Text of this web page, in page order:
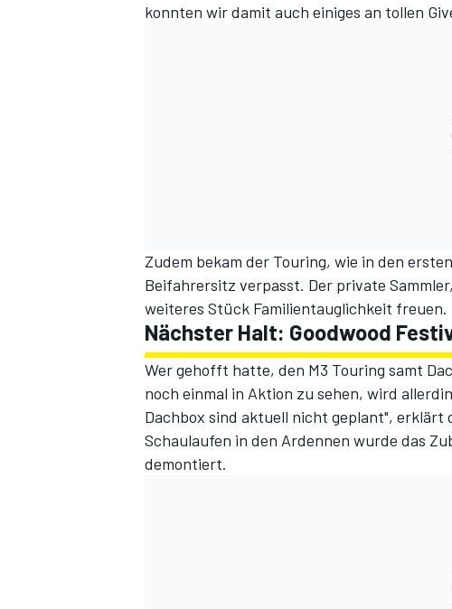
konnten wir damit auch einiges an tollen
Zudem bekam der Touring, wie in den
Beifahrersitz verpasst. Der private
weiteres Stück Familientauglichkeit freuen.
Nächster Halt: Goodwood
Wer gehofft hatte, den M3 Touring samt
noch einmal in Aktion zu sehen, wird
Dachbox sind aktuell nicht geplant", erklärt
Schaulaufen in den Ardennen wurde das
demontiert.